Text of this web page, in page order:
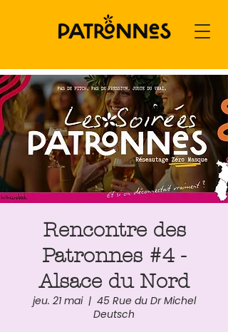
Rencontre des
Patronnes #4 -
Alsace du Nord
jeu. 21 mai
  |
45 Rue du Dr Michel
Deutsch